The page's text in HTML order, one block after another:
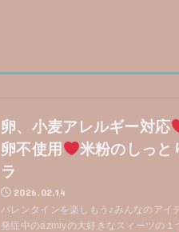
卵、小麦アレルギー対応
卵不使用
米粉のしっと
ラ
2026.02.14
バレンタインを楽しもう♪みんなのアイ
発症中のazmiyの大好きなスィーツの１